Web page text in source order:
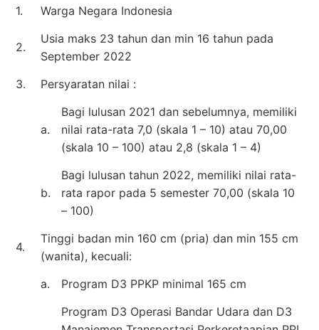
1. Warga Negara Indonesia
2.
Usia maks 23 tahun dan min 16 tahun pada
September 2022
3.
Persyaratan nilai :
a.
Bagi lulusan 2021 dan sebelumnya, memiliki
nilai rata-rata 7,0 (skala 1 – 10) atau 70,00
(skala 10 – 100) atau 2,8 (skala 1 – 4)
b.
Bagi lulusan tahun 2022, memiliki nilai rata-
rata rapor pada 5 semester 70,00 (skala 10
– 100)
4.
Tinggi badan min 160 cm (pria) dan min 155 cm
(wanita), kecuali:
a.
Program D3 PPKP minimal 165 cm
Program D3 Operasi Bandar Udara dan D3